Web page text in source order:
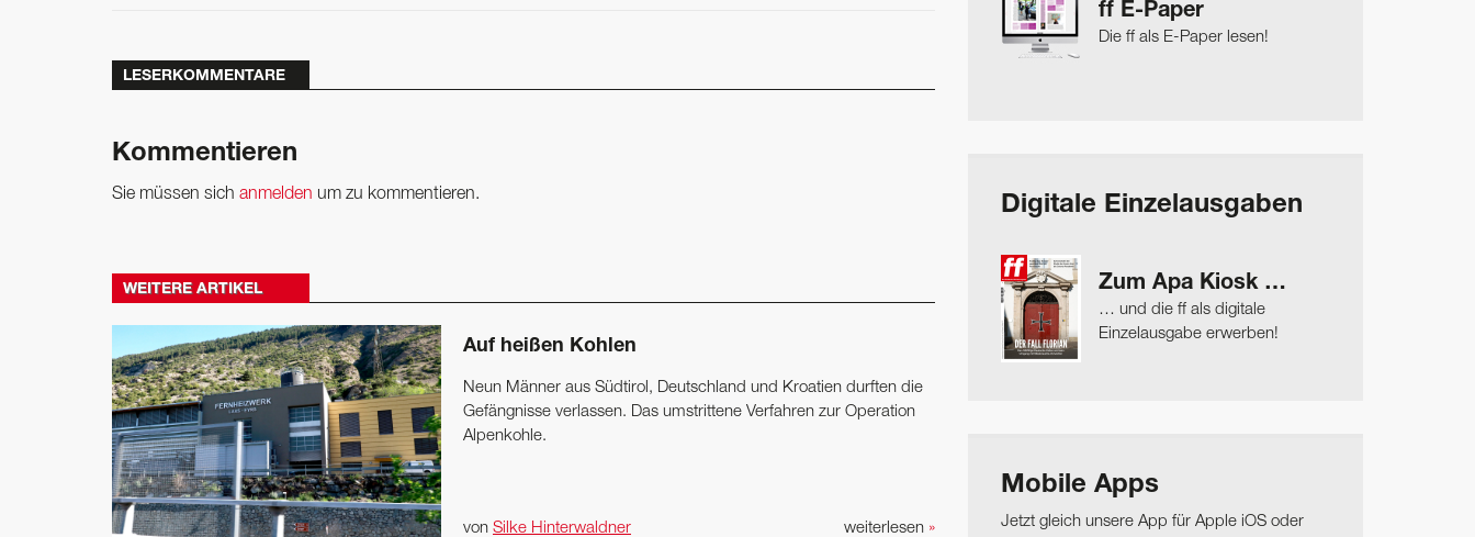
LESERKOMMENTARE
Kommentieren
Sie müssen sich anmelden um zu kommentieren.
WEITERE ARTIKEL
Auf heißen Kohlen
Neun Männer aus Südtirol, Deutschland und Kroatien durften die
Gefängnisse verlassen. Das umstrittene Verfahren zur Operation
Alpenkohle.
weiterlesen »
von Silke Hinterwaldner
ff E-Paper
Die ff als E-Paper lesen!
Digitale Einzelausgaben
Zum Apa Kiosk …
… und die ff als digitale
Einzelausgabe erwerben!
Mobile Apps
Jetzt gleich unsere App für Apple iOS oder